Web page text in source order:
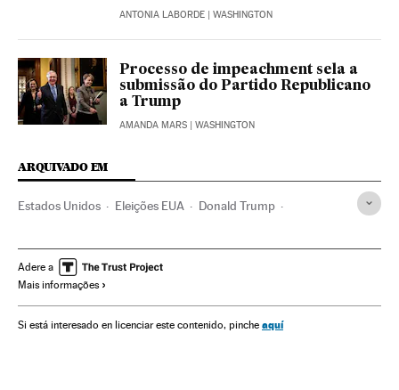
ANTONIA LABORDE | WASHINGTON
Processo de impeachment sela a
submissão do Partido Republicano
a Trump
AMANDA MARS | WASHINGTON
ARQUIVADO EM
Estados Unidos Eleições EUA Donald Trump
Barack Obama Partidos políticos
Eleições presidenciais
Partido Republicano EUA
Adere a
Mais informações
Si está interesado en licenciar este contenido, pinche aquí